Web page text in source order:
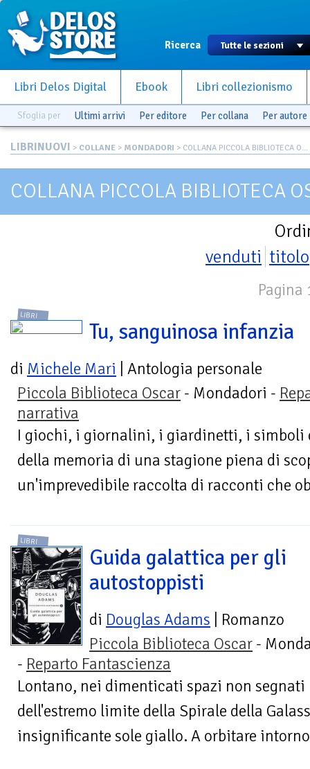
Ricerca
Libri Delos Digital Ebook Libri collezionismo
Sfoglia per Ultimi arrivi Per editore Per collana Per autore
LIBRINUOVI > COLLANE > MONDADORI > COLLANA PICCOLA BIBLIOTECA O...
COLLANA PICCOLA BIBLIOTECA
venduti titolo
Pagina
LIBRI
Tu, sanguinosa infanzia
di Michele Mari | Antologia personale
Piccola Biblioteca Oscar - Mondadori -
narrativa
I giochi, i giornalini, i giardinetti, i simboli
della memoria di una stagione piena di
un'imprevedibile raccolta di racconti che
LIBRI
Guida galattica per gli
autostoppisti
di Douglas Adams | Romanzo
Piccola Biblioteca Oscar -
- Reparto Fantascienza
Lontano, nei dimenticati spazi non
dell'estremo limite della Spirale della
insignificante sole giallo. A orbitare